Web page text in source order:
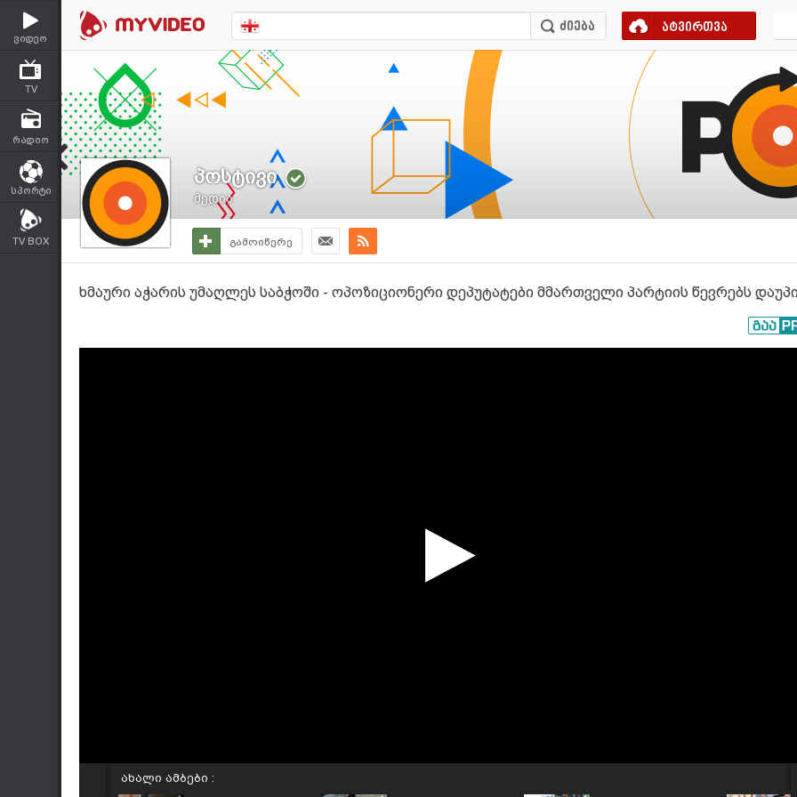
ვიდეო
TV
რადიო
სპორტი
TV BOX
ატვირთვა
პოსტივი
მედია
გამოიწერე
ხმაური აჭარის უმაღლეს საბჭოში - ოპოზიციონერი დეპუტატები მმართველი პარტიის წევრებს
ახალი ამბები :